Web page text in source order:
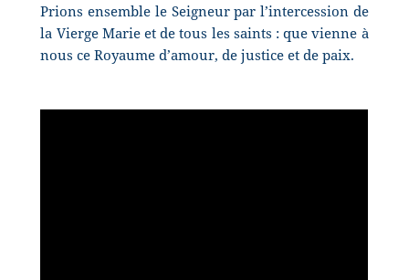
Prions ensemble le Seigneur par l’intercession de
la Vierge Marie et de tous les saints : que vienne à
nous ce Royaume d’amour, de justice et de paix.